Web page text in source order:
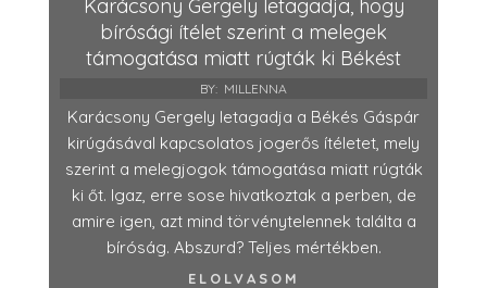
Karácsony Gergely letagadja, hogy
bírósági ítélet szerint a melegek
támogatása miatt rúgták ki Békést
BY: MILLENNA
Karácsony Gergely letagadja a Békés Gáspár
kirúgásával kapcsolatos jogerős ítéletet, mely
szerint a melegjogok támogatása miatt rúgták
ki őt. Igaz, erre sose hivatkoztak a perben, de
amire igen, azt mind törvénytelennek találta a
bíróság. Abszurd? Teljes mértékben.
ELOLVASOM